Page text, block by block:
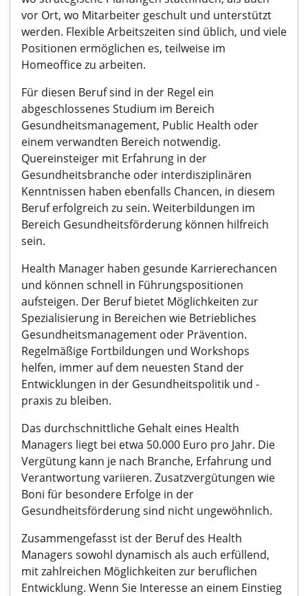
vor Ort, wo Mitarbeiter geschult und unterstützt
werden. Flexible Arbeitszeiten sind üblich, und viele
Positionen ermöglichen es, teilweise im
Homeoffice zu arbeiten.
Für diesen Beruf sind in der Regel ein
abgeschlossenes Studium im Bereich
Gesundheitsmanagement, Public Health oder
einem verwandten Bereich notwendig.
Quereinsteiger mit Erfahrung in der
Gesundheitsbranche oder interdisziplinären
Kenntnissen haben ebenfalls Chancen, in diesem
Beruf erfolgreich zu sein. Weiterbildungen im
Bereich Gesundheitsförderung können hilfreich
sein.
Health Manager haben gesunde Karrierechancen
und können schnell in Führungspositionen
aufsteigen. Der Beruf bietet Möglichkeiten zur
Spezialisierung in Bereichen wie Betriebliches
Gesundheitsmanagement oder Prävention.
Regelmäßige Fortbildungen und Workshops
helfen, immer auf dem neuesten Stand der
Entwicklungen in der Gesundheitspolitik und -
praxis zu bleiben.
Das durchschnittliche Gehalt eines Health
Managers liegt bei etwa 50.000 Euro pro Jahr. Die
Vergütung kann je nach Branche, Erfahrung und
Verantwortung variieren. Zusatzvergütungen wie
Boni für besondere Erfolge in der
Gesundheitsförderung sind nicht ungewöhnlich.
Zusammengefasst ist der Beruf des Health
Managers sowohl dynamisch als auch erfüllend,
mit zahlreichen Möglichkeiten zur beruflichen
Entwicklung. Wenn Sie Interesse an einem Einstieg